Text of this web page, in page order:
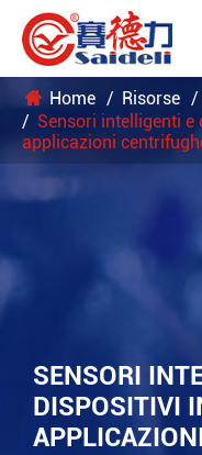
Home Risorse
Sensori intelligenti
applicazioni
SENSORI
DISPOSITIVI